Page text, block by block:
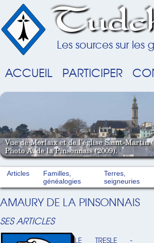
Les sources sur les
ACCUEIL PARTICIPER
Vue de Morlaix et de l'église Saint-Martin
Photo A. de la Pinsonnais (2009).
Articles
Familles,
généalogies
Terres,
seigneuries
AMAURY DE LA PINSONNAIS
SES ARTICLES
LE TRESLE -